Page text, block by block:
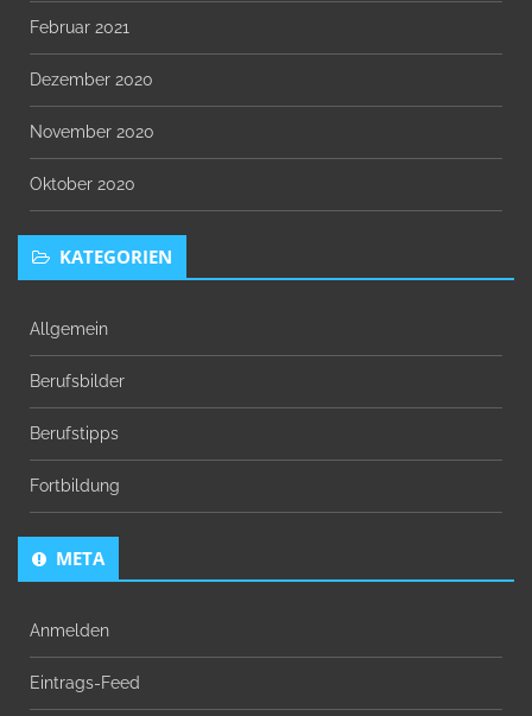
Februar 2021
Dezember 2020
November 2020
Oktober 2020
KATEGORIEN
Allgemein
Berufsbilder
Berufstipps
Fortbildung
META
Anmelden
Eintrags-Feed